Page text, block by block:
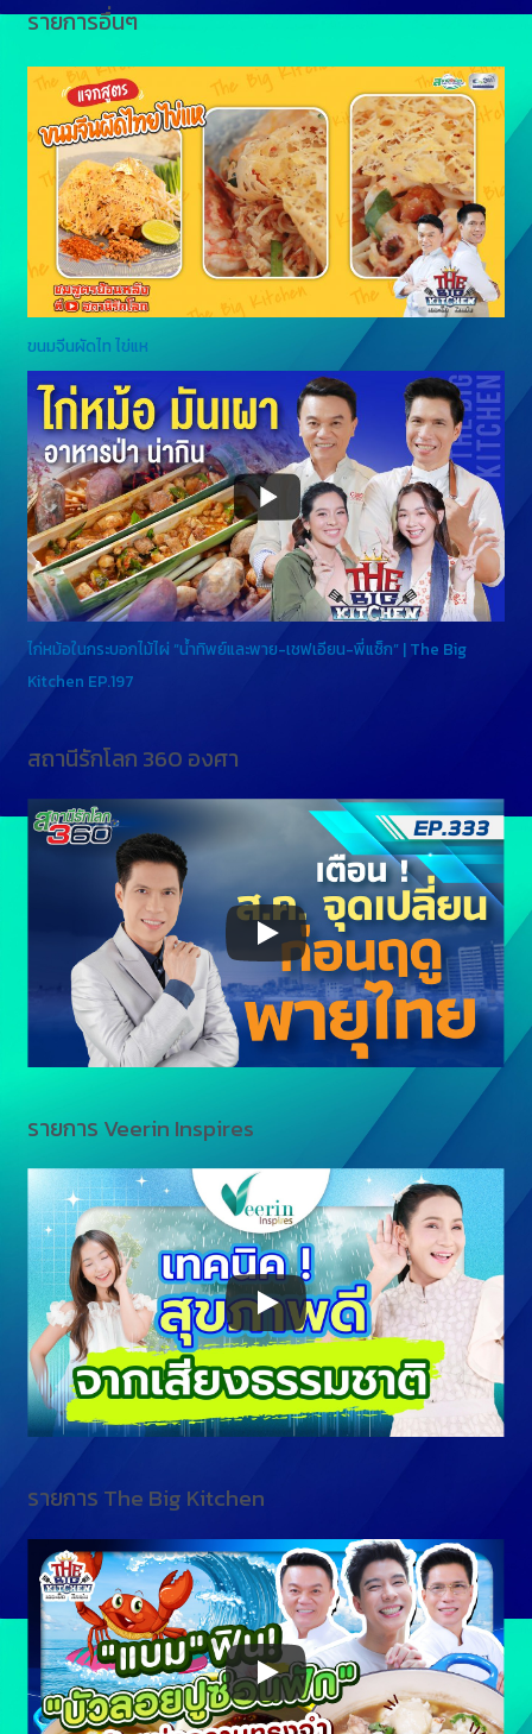
รายการอื่นๆ
ขนมจีนผัดไท ไข่แห
ไก่หม้อในกระบอกไม้ไผ่ “น้ำทิพย์และพาย-เชฟเอียน-พี่แซ็ก” | The Big
Kitchen EP.197
สถานีรักโลก 360 องศา
รายการ Veerin Inspires
รายการ The Big Kitchen